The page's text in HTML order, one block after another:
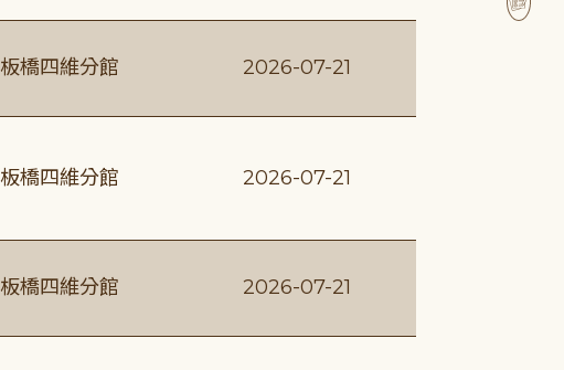
板橋四維分館 2026-07-21
板橋四維分館 2026-07-21
板橋四維分館 2026-07-21